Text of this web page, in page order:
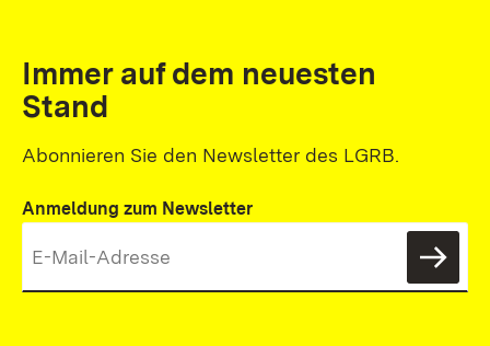
Immer auf dem neuesten
Stand
Abonnieren Sie den Newsletter des LGRB.
Anmeldung zum Newsletter